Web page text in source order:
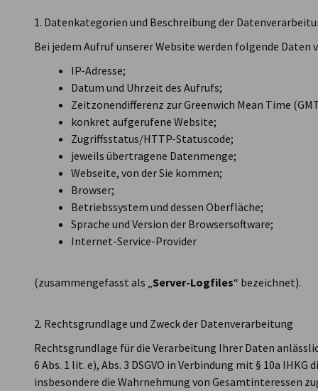
1. Datenkategorien und Beschreibung der
Bei jedem Aufruf unserer Website werden folgende Daten
IP-Adresse;
Datum und Uhrzeit des Aufrufs;
Zeitzonendifferenz zur Greenwich Mean Time
konkret aufgerufene Website;
Zugriffsstatus/HTTP-Statuscode;
jeweils übertragene Datenmenge;
Webseite, von der Sie kommen;
Browser;
Betriebssystem und dessen Oberfläche;
Sprache und Version der Browsersoftware;
Internet-Service-Provider
(zusammengefasst als „Server-Logfiles“ bezeichnet).
2. Rechtsgrundlage und Zweck der Datenverarbeitung
Rechtsgrundlage für die Verarbeitung Ihrer Daten
6 Abs. 1 lit. e), Abs. 3 DSGVO in Verbindung mit § 10a
insbesondere die Wahrnehmung von Gesamtinteressen